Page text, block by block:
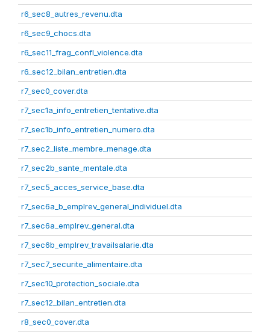
r6_sec8_autres_revenu.dta
r6_sec9_chocs.dta
r6_sec11_frag_confl_violence.dta
r6_sec12_bilan_entretien.dta
r7_sec0_cover.dta
r7_sec1a_info_entretien_tentative.dta
r7_sec1b_info_entretien_numero.dta
r7_sec2_liste_membre_menage.dta
r7_sec2b_sante_mentale.dta
r7_sec5_acces_service_base.dta
r7_sec6a_b_emplrev_general_individuel.dta
r7_sec6a_emplrev_general.dta
r7_sec6b_emplrev_travailsalarie.dta
r7_sec7_securite_alimentaire.dta
r7_sec10_protection_sociale.dta
r7_sec12_bilan_entretien.dta
r8_sec0_cover.dta